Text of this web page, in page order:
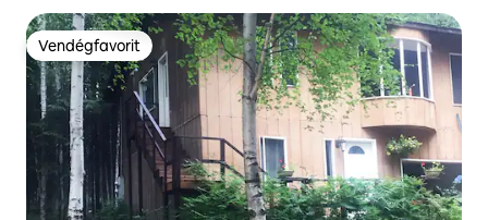
Vendégfavorit
Vendégfavorit